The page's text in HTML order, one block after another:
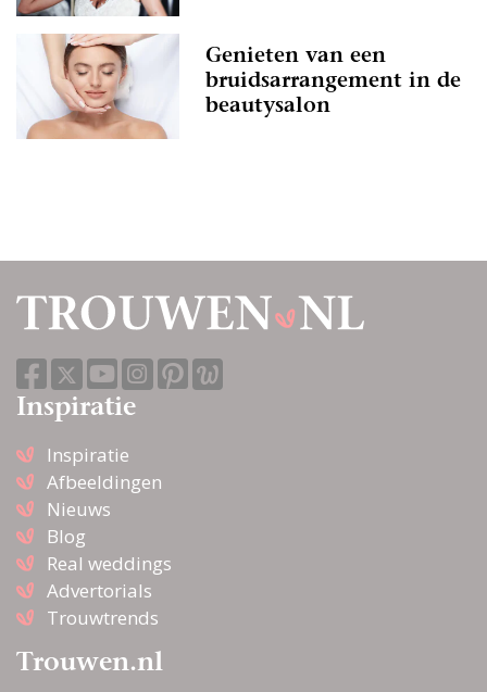
Genieten van een
bruidsarrangement in de
beautysalon
Inspiratie
Inspiratie
Afbeeldingen
Nieuws
Blog
Real weddings
Advertorials
Trouwtrends
Trouwen.nl